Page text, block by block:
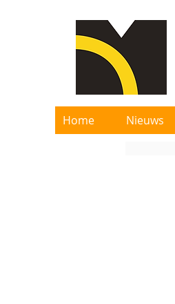
Home Nieuws